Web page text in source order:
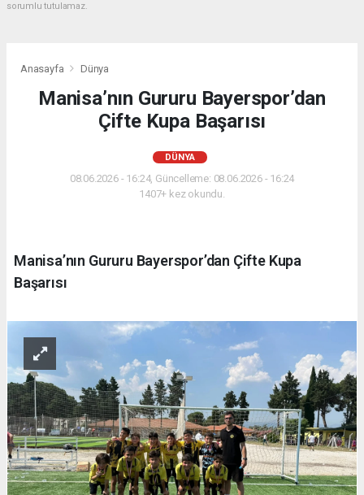
sorumlu tutulamaz.
Anasayfa Dünya
Manisa’nın Gururu Bayerspor’dan
Çifte Kupa Başarısı
DÜNYA
08.06.2026 - 16:24, Güncelleme: 08.06.2026 - 16:24
1407+ kez okundu.
Manisa’nın Gururu Bayerspor’dan Çifte Kupa
Başarısı